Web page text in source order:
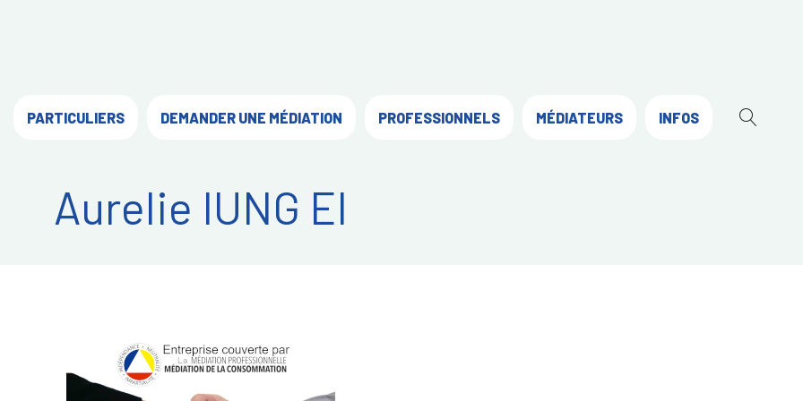
PARTICULIERS DEMANDER UNE MÉDIATION PROFESSIONNELS MÉDIATEURS INFOS
Aurelie IUNG EI